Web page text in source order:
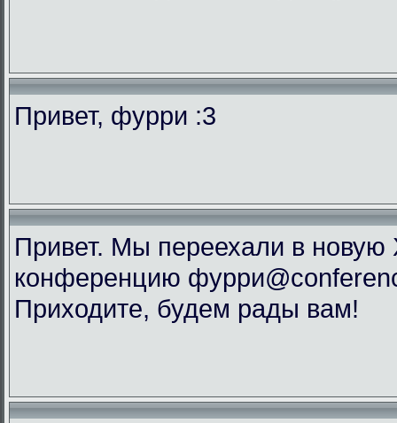
Привет, фурри :3
Привет. Мы переехали в новую
конференцию
Приходите, будем рады вам!